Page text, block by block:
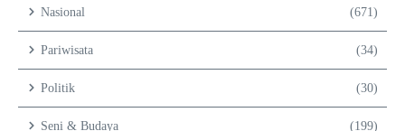
Nasional (671)
Pariwisata (34)
Politik (30)
Seni & Budaya (199)